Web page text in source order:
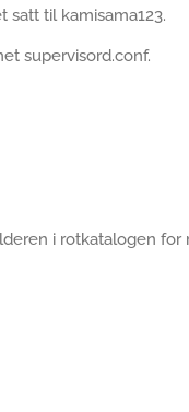
satt til kamisama123.
supervisord.conf.
i rotkatalogen for